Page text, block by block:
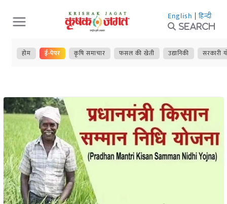
Skip
to
content
English | हिन्दी
Search
होम ई-पेपर कृषि समाचार फसल की खेती उद्यानिकी सरकारी